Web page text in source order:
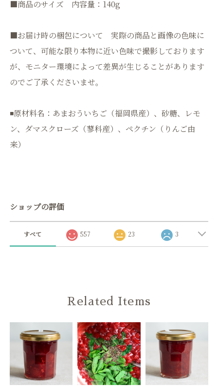
■商品のサイズ 内容量：140g
■お届け時の梱包について 実際の商品と画像の色味に
ついて、可能な限り本物に近い色味で撮影しております
が、モニター環境によって差異が生じることがあります
のでご了承くださいませ。
◾️原材料名：あまおういちご（福岡県産）、砂糖、レモ
ン、ダマスクローズ（蓼科産）、ペクチン（りんご由
来）
ショップの評価
すべて 557 23 3
Related Items